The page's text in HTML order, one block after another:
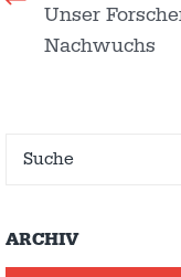
Unser
Nachwuchs
ARCHIV